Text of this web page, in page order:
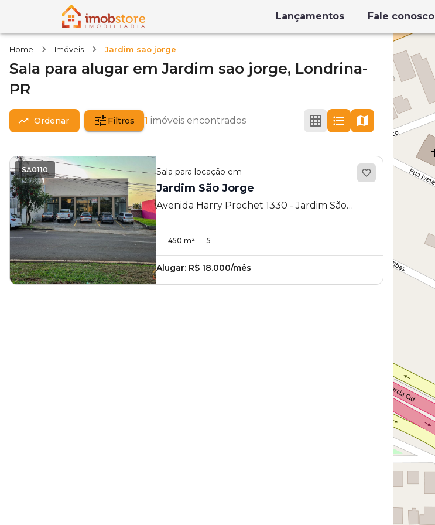
Lançamentos Fale conosco
Home Imóveis Jardim sao jorge
Sala para alugar emJardim sao jorge, Londrina-
PR
Ordenar Filtros 1 imóveis encontrados
SA0110 Sala para locação em
Jardim São Jorge
Avenida Harry Prochet 1330 - Jardim São
450 m² 5
Alugar: R$ 18.000/mês